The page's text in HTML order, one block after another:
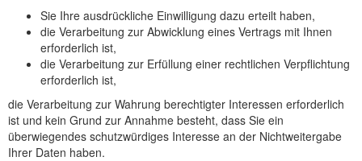
Sie Ihre ausdrückliche Einwilligung dazu erteilt haben,
die Verarbeitung zur Abwicklung eines Vertrags mit Ihnen
erforderlich ist,
die Verarbeitung zur Erfüllung einer rechtlichen Verpflichtung
erforderlich ist,
die Verarbeitung zur Wahrung berechtigter Interessen erforderlich
ist und kein Grund zur Annahme besteht, dass Sie ein
überwiegendes schutzwürdiges Interesse an der Nichtweitergabe
Ihrer Daten haben.